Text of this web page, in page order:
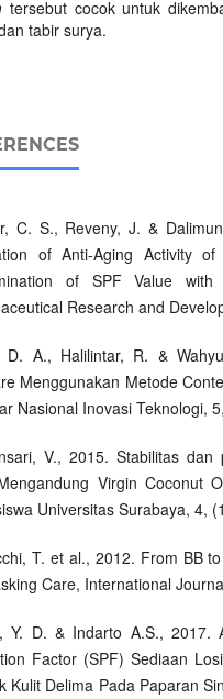
tersebut cocok untuk
tabir surya.
C. S., Reveny, J. &
of Anti-Aging Activity
of SPF Value with
Research and
D. A., Halilintar, R. &
Menggunakan Metode
Nasional Inovasi Teknologi,
V., 2015. Stabilitas
Virgin Coconut
Universitas Surabaya, 4,
T. et al., 2012. From BB
Care, International
Y. D. & Indarto A.S., 2017.
Factor (SPF) Sediaan
Kulit Delima Pada Paparan